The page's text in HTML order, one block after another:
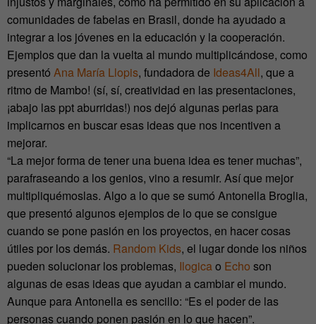
comunidades de fabelas en Brasil, donde ha ayudado a
integrar a los jóvenes en la educación y la cooperación.
Ejemplos que dan la vuelta al mundo multiplicándose, como
presentó Ana María Llopis, fundadora de Ideas4All, que a
ritmo de Mambo! (sí, sí, creatividad en las presentaciones,
¡abajo las ppt aburridas!) nos dejó algunas perlas para
implicarnos en buscar esas ideas que nos incentiven a
mejorar.
“La mejor forma de tener una buena idea es tener muchas”,
parafraseando a los genios, vino a resumir. Así que mejor
multipliquémoslas. Algo a lo que se sumó Antonella Broglia,
que presentó algunos ejemplos de lo que se consigue
cuando se pone pasión en los proyectos, en hacer cosas
útiles por los demás. Random Kids, el lugar donde los niños
pueden solucionar los problemas, Ilogicao Echo son
algunas de esas ideas que ayudan a cambiar el mundo.
Aunque para Antonella es sencillo: “Es el poder de las
personas cuando ponen pasión en lo que hacen”.